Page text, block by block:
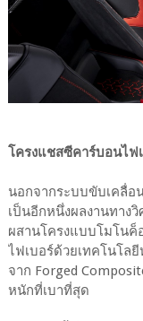
โครงแชสซีคาร์บอนไฟ
นอกจากระบบขับเคลื่อ
เป็นอีกหนึ่งผลงานทาง
ผสานโครงแบบโมโนค็
ไฟเบอร์ด้วยเทคโนโล
จาก Forged
หนักที่เบาที่สุด